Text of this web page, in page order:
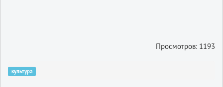
Просмотров: 1193
культура